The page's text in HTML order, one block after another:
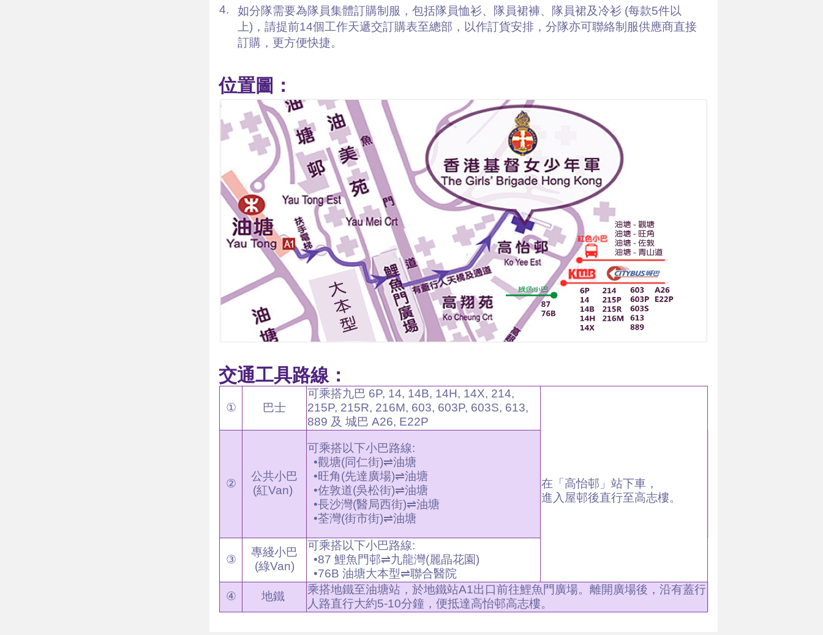
4.
如分隊需要為隊員集體訂購制服，包括隊員恤衫、隊員裙褲、隊員裙及冷衫 (每款5件以
上)，請提前14個工作天遞交訂購表至總部，以作訂貨安排，分隊亦可聯絡制服供應商直接
訂購，更方便快捷。
位置圖：
交通工具路線：
① 巴士
可乘搭九巴 6P, 14, 14B, 14H, 14X, 214,
215P, 215R, 216M, 603, 603P, 603S, 613,
889 及 城巴 A26, E22P
在「高怡邨」站下車，
進入屋邨後直行至高志樓。
②
公共小巴
(紅Van)
可乘搭以下小巴路線:
•觀塘(同仁街)⇌油塘
•旺角(先達廣場)⇌油塘
•佐敦道(吳松街)⇌油塘
•長沙灣(醫局西街)⇌油塘
•荃灣(街市街)⇌油塘
③
專綫小巴
(綠Van)
可乘搭以下小巴路線:
•87 鯉魚門邨⇌九龍灣(麗晶花園)
•76B 油塘大本型⇌聯合醫院
④
地鐵
乘搭地鐵至油塘站，於地鐵站A1出口前往鯉魚門廣場。離開廣場後，沿有蓋行
人路直行大約5-10分鐘，便抵達高怡邨高志樓。